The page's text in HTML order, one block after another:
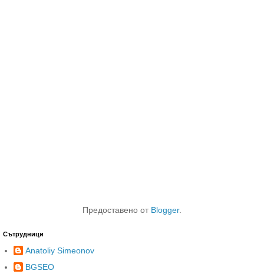
Предоставено от Blogger.
Сътрудници
Anatoliy Simeonov
BGSEO